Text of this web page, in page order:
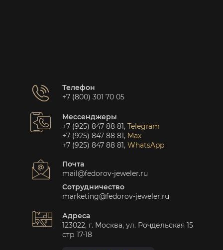
Телефон
+7 (800) 301 70 05
Мессенджеры
+7 (925) 847 88 81, Telegram
+7 (925) 847 88 81, Max
+7 (925) 847 88 81, WhatsApp
Почта
mail@fedorov-jeweler.ru
Сотрудничество
marketing@fedorov-jeweler.ru
Адреса
123022, г. Москва, ул. Рочдельская 15
стр 17-18